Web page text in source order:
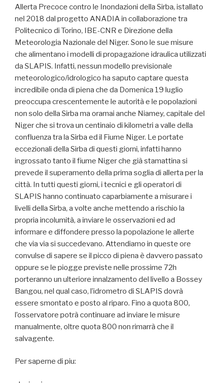
Allerta Precoce contro le Inondazioni della Sirba, istallato
nel 2018 dal progetto ANADIA in collaborazione tra
Politecnico di Torino, IBE-CNR e Direzione della
Meteorologia Nazionale del Niger. Sono le sue misure
che alimentano i modelli di propagazione idraulica utilizzati
da SLAPIS. Infatti, nessun modello previsionale
meteorologico/idrologico ha saputo captare questa
incredibile onda di piena che da Domenica 19 luglio
preoccupa crescentemente le autorità e le popolazioni
non solo della Sirba ma oramai anche Niamey, capitale del
Niger che si trova un centinaio di kilometri a valle della
confluenza tra la Sirba ed il Fiume Niger. Le portate
eccezionali della Sirba di questi giorni, infatti hanno
ingrossato tanto il fiume Niger che già stamattina si
prevede il superamento della prima soglia di allerta per la
città. In tutti questi giorni, i tecnici e gli operatori di
SLAPIS hanno continuato caparbiamente a misurare i
livelli della Sirba, a volte anche mettendo a rischio la
propria incolumità, a inviare le osservazioni ed ad
informare e diffondere presso la popolazione le allerte
che via via si succedevano. Attendiamo in queste ore
convulse di sapere se il picco di piena è davvero passato
oppure se le piogge previste nelle prossime 72h
porteranno un ulteriore innalzamento del livello a Bossey
Bangou, nel qual caso, l’idrometro di SLAPIS dovrà
essere smontato e posto al riparo. Fino a quota 800,
l’osservatore potrà continuare ad inviare le misure
manualmente, oltre quota 800 non rimarrà che il
salvagente.
Per saperne di piu: